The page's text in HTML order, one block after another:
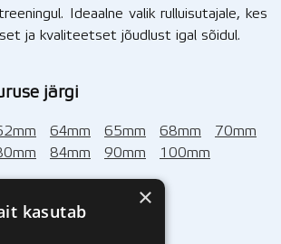
Ideaalne valik rulluisutajale, kes
ja kvaliteetset jõudlust igal sõidul.
järgi
64mm 65mm 68mm
70mm
84mm 90mm
100mm
järgi
×
kasutab